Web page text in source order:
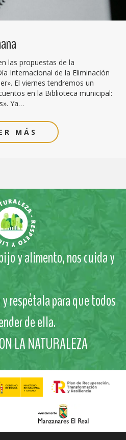
las propuestas de la
Internacional de la Eliminación
El viernes tendremos un
en la Biblioteca municipal:
Ya…
MÁS
y alimento, nos cuida y
respétala para que todos
de ella.
LA NATURALEZA